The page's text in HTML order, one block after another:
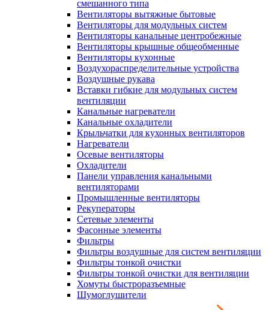
смешанного типа
Вентиляторы вытяжные бытовые
Вентиляторы для модульных систем
Вентиляторы канальные центробежные
Вентиляторы крышные общеобменные
Вентиляторы кухонные
Воздухораспределительные устройства
Воздушные рукава
Вставки гибкие для модульных систем
вентиляции
Канальные нагреватели
Канальные охладители
Крыльчатки для кухонных вентиляторов
Нагреватели
Осевые вентиляторы
Охладители
Панели управления канальными
вентиляторами
Промышленные вентиляторы
Рекуператоры
Сетевые элементы
Фасонные элементы
Фильтры
Фильтры воздушные для систем вентиляции
Фильтры тонкой очистки
Фильтры тонкой очистки для вентиляции
Хомуты быстроразъемные
Шумоглушители